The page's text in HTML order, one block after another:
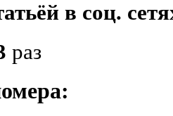
в соц.
раз